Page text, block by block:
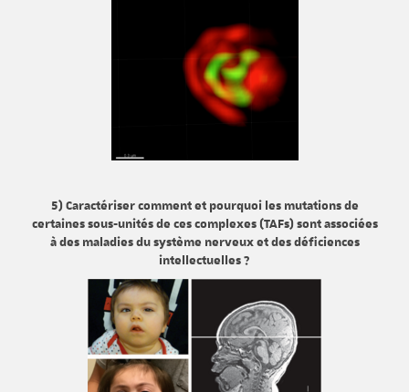
5) Caractériser comment et pourquoi les mutations de
certaines sous-unités de ces complexes (TAFs) sont associées
à des maladies du système nerveux et des déficiences
intellectuelles ?